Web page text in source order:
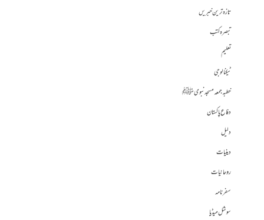
تازہ ترین خبریں
تبصرہ کتب
تعلیم
ٹیکنالوجی
خطبہ جمعہ مسجد نبوی ﷺ
دفاع پاکستان
دلیل
دینیات
روحانیات
سفرنامہ
سوشل میڈیا